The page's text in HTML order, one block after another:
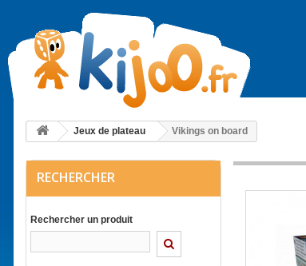
Jeux de plateau Vikings on board
RECHERCHER
Rechercher un produit